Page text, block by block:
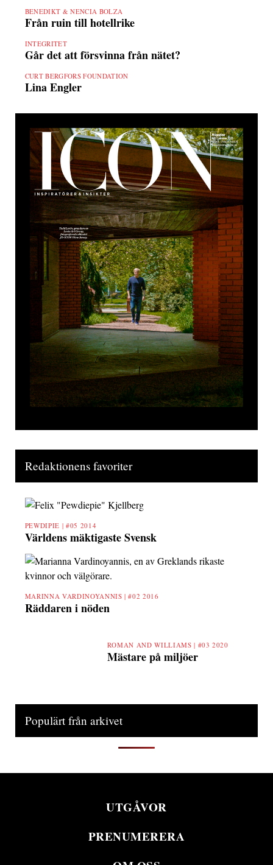
BENEDIKT & NENCIA BOLZA
Från ruin till hotellrike
INTEGRITET
Går det att försvinna från nätet?
CURT BERGFORS FOUNDATION
Lina Engler
Redaktionens favoriter
PEWDIPIE | #05 2014
Världens mäktigaste Svensk
MARINNA VARDINOYANNIS |#02 2016
Räddaren i nöden
ROMAN AND WILLIAMS | #03 2020
Mästare på miljöer
Populärt från arkivet
UTGÅVOR
PRENUMERERA